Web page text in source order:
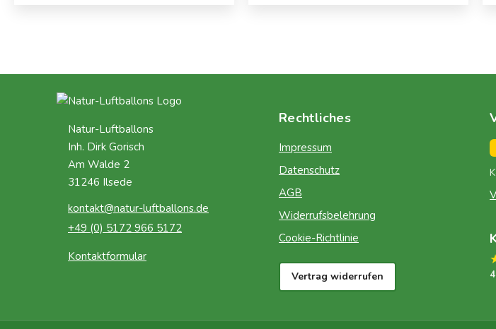
Natur-Luftballons
Inh. Dirk Gorisch
Am Walde 2
31246 Ilsede
kontakt@natur-luftballons.de
+49 (0) 5172 966 5172
Kontaktformular
Rechtliches
Impressum
Datenschutz
AGB
Widerrufsbelehrung
Cookie-Richtlinie
Vertrag widerrufen